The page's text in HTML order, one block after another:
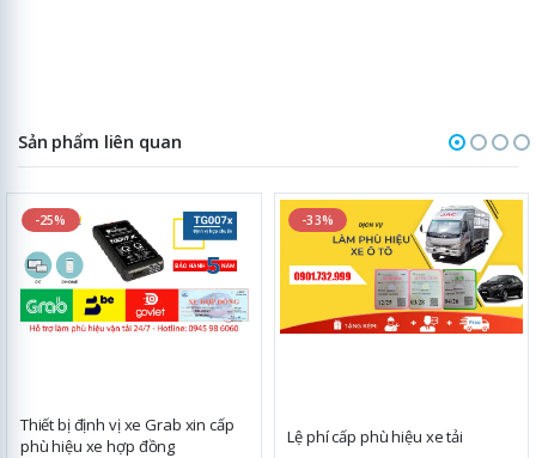
Sản phẩm liên quan
-25%
Thiết bị định vị xe Grab xin cấp
phù hiệu xe hợp đồng
-33%
Lệ phí cấp phù hiệu xe tải